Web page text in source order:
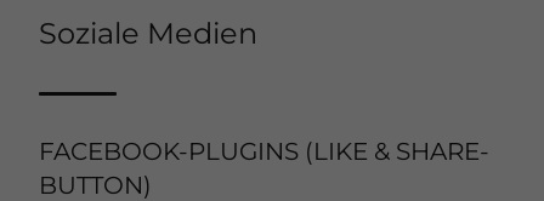
Soziale Medien
FACEBOOK-PLUGINS (LIKE & SHARE-
BUTTON)